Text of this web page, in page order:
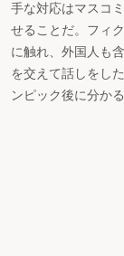
手な対応はマスコ
せることだ。フィ
に触れ、外国人も
を交えて話しをし
ンピック後に分かる